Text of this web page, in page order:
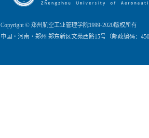
Copyright © 郑州航空工业管理学院1999-2020版权所有
中国・河南・郑州 郑东新区文苑西路15号（邮政编码：